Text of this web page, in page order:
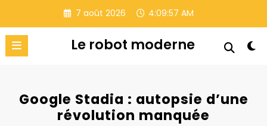
contenu
7 août 2026 4:09:58 AM
Le robot moderne
Google Stadia : autopsie d’une
révolution manquée